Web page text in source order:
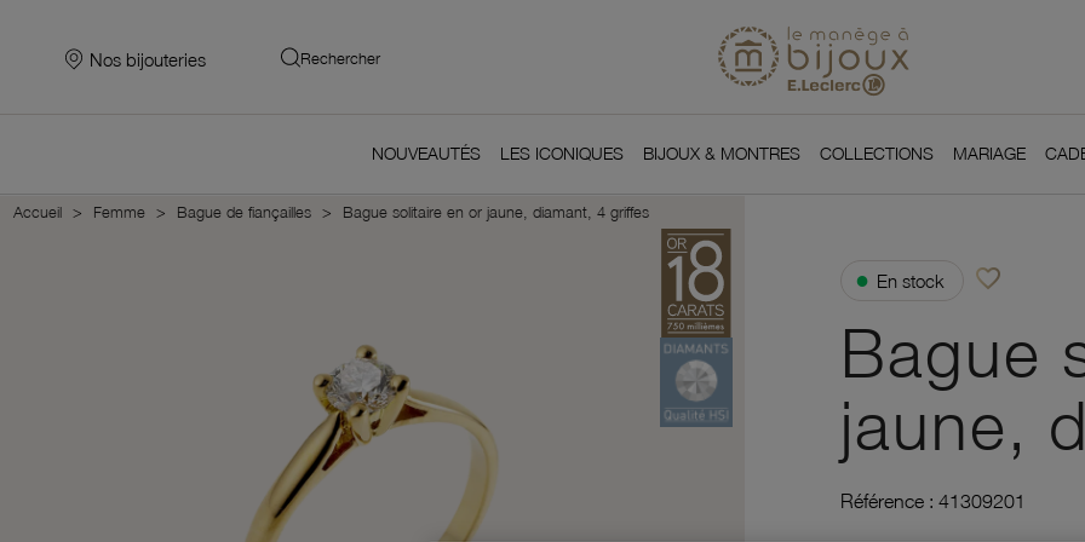
Nos bijouteries Rechercher
NOUVEAUTÉS LES ICONIQUES BIJOUX & MONTRES COLLECTIONS MARIAGE
Accueil Femme Bague de fiançailles Bague solitaire en or jaune, diamant, 4 griffes
● En stock favorite_borderAjouter à vos
Bague
jaune,
Référence : 41309201